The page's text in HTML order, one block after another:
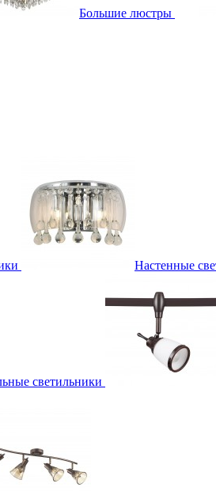
Большие люстры
Настенные
светильники